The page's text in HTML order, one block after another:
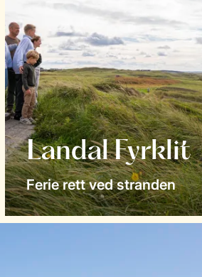
Landal Fyrklit
Ferie rett ved stranden